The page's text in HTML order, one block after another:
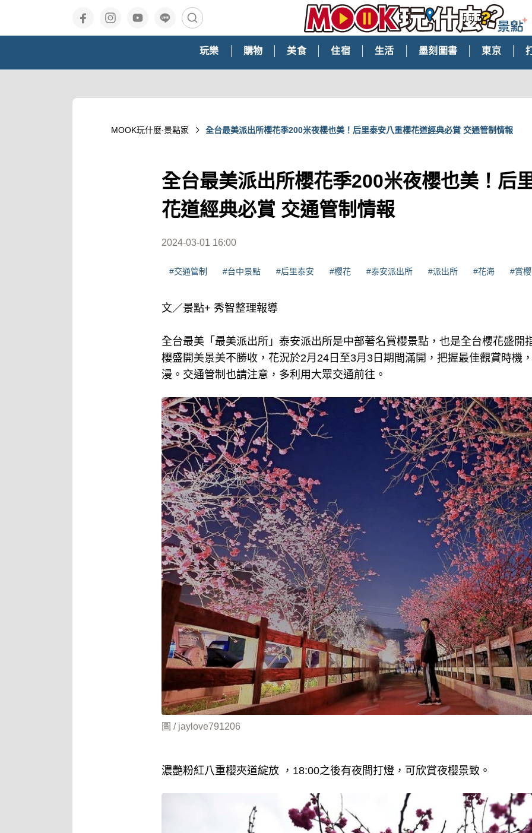
玩樂 購物 美食 住宿 生活 墨刻圖書 東京
MOOK玩什麼‧景點家 全台最美派出所櫻花季200米夜櫻也美！后里泰安八重櫻花道經典必賞 交通管制情報
全台最美派出所櫻花季200米夜櫻也美！后
花道經典必賞 交通管制情報
2024-03-01 16:00
#交通管制 #台中景點 #后里泰安 #櫻花 #泰安派出所 #派出所 #花海 #賞櫻
文／景點+ 秀智整理報導
全台最美「最美派出所」泰安派出所是中部著名賞櫻景點，也是全台櫻花盛開
櫻盛開美景美不勝收，花況於2月24日至3月3日期間滿開，把握最佳觀賞時機
漫。交通管制也請注意，多利用大眾交通前往。
圖 / jaylove791206
濃艷粉紅八重櫻夾道綻放 ，18:00之後有夜間打燈，可欣賞夜櫻景致。